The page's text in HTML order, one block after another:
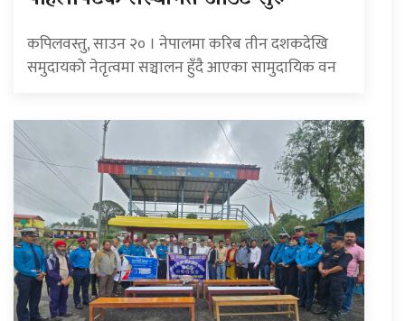
कपिलवस्तु, साउन २० । नेपालमा करिब तीन दशकदेखि
समुदायको नेतृत्वमा सञ्चालन हुँदै आएका सामुदायिक वन